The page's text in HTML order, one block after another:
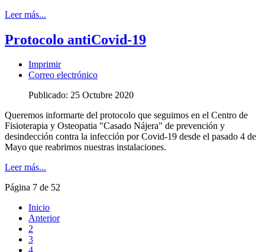
Leer más...
Protocolo antiCovid-19
Imprimir
Correo electrónico
Publicado: 25 Octubre 2020
Queremos informarte del protocolo que seguimos en el Centro de
Fisioterapia y Osteopatia "Casado Nájera" de prevención y
desindección contra la infección por Covid-19 desde el pasado 4 de
Mayo que reabrimos nuestras instalaciones.
Leer más...
Página 7 de 52
Inicio
Anterior
2
3